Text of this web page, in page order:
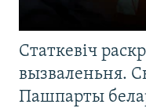
Статкевіч
вызваленьня.
Пашпарты